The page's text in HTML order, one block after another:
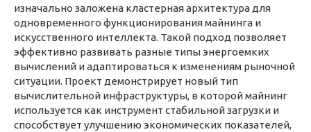
изначально заложена кластерная архитектура для
одновременного функционирования майнинга и
искусственного интеллекта. Такой подход позволяет
эффективно развивать разные типы энергоемких
вычислений и адаптироваться к изменениям рыночной
ситуации. Проект демонстрирует новый тип
вычислительной инфраструктуры, в которой майнинг
используется как инструмент стабильной загрузки и
способствует улучшению экономических показателей,